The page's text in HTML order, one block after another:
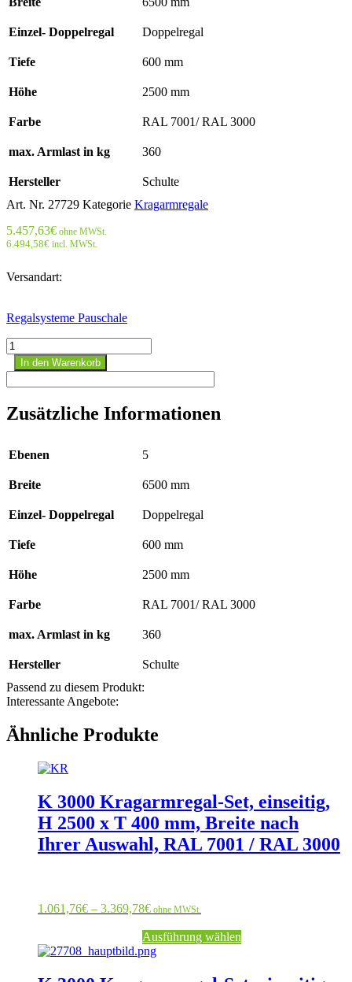
Einzel- Doppelregal Doppelregal
Tiefe 600 mm
Höhe 2500 mm
Farbe RAL 7001/ RAL 3000
max. Armlast in kg 360
Hersteller
Schulte
Art. Nr. 27729 Kategorie Kragarmregale
5.457,63€ ohne MWSt.
6.494,58€ incl. MWSt.
Versandart:
Regalsysteme Pauschale
K
3000
Kragarmregal-
Set,
2500
x
mm,
7001
RAL
Menge
In den Warenkorb
Zusätzliche Informationen
Ebenen 5
Breite 6500 mm
Einzel- Doppelregal Doppelregal
Tiefe 600 mm
Höhe 2500 mm
Farbe RAL 7001/ RAL 3000
max. Armlast in kg 360
Hersteller
Schulte
Passend zu diesem Produkt:
Interessante Angebote:
Ähnliche Produkte
K 3000 Kragarmregal-Set, einseitig,
H 2500 x T 400 mm, Breite nach
Ihrer Auswahl, RAL 7001 / RAL 3000
1.061,76€ – 3.369,78€Preisspanne:
bis
3.369,78€
ohne MWSt.
Ausführung wählen
weist
mehrere
Varianten
auf.
Die
der
gewählt